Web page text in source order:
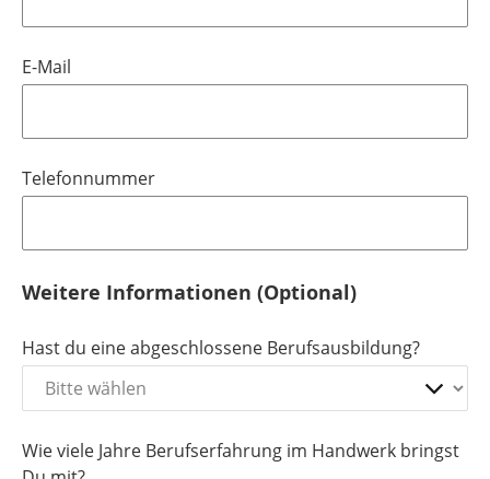
E-Mail
Telefonnummer
Weitere Informationen (Optional)
Hast du eine abgeschlossene Berufsausbildung?
Wie viele Jahre Berufserfahrung im Handwerk bringst